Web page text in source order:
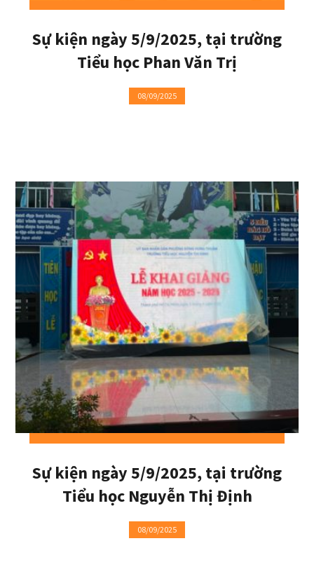
Sự kiện ngày 5/9/2025, tại trường
Tiểu học Phan Văn Trị
08/09/2025
Sự kiện ngày 5/9/2025, tại trường
Tiểu học Nguyễn Thị Định
08/09/2025